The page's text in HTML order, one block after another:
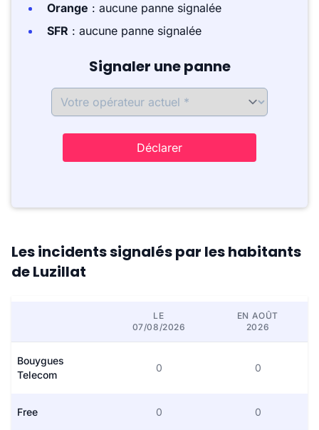
Orange : aucune panne signalée
SFR : aucune panne signalée
Signaler une panne
Déclarer
Les incidents signalés par les habitants
de Luzillat
LE
07/08/2026
EN AOÛT
2026
Bouygues
Telecom
0 0
Free 0 0